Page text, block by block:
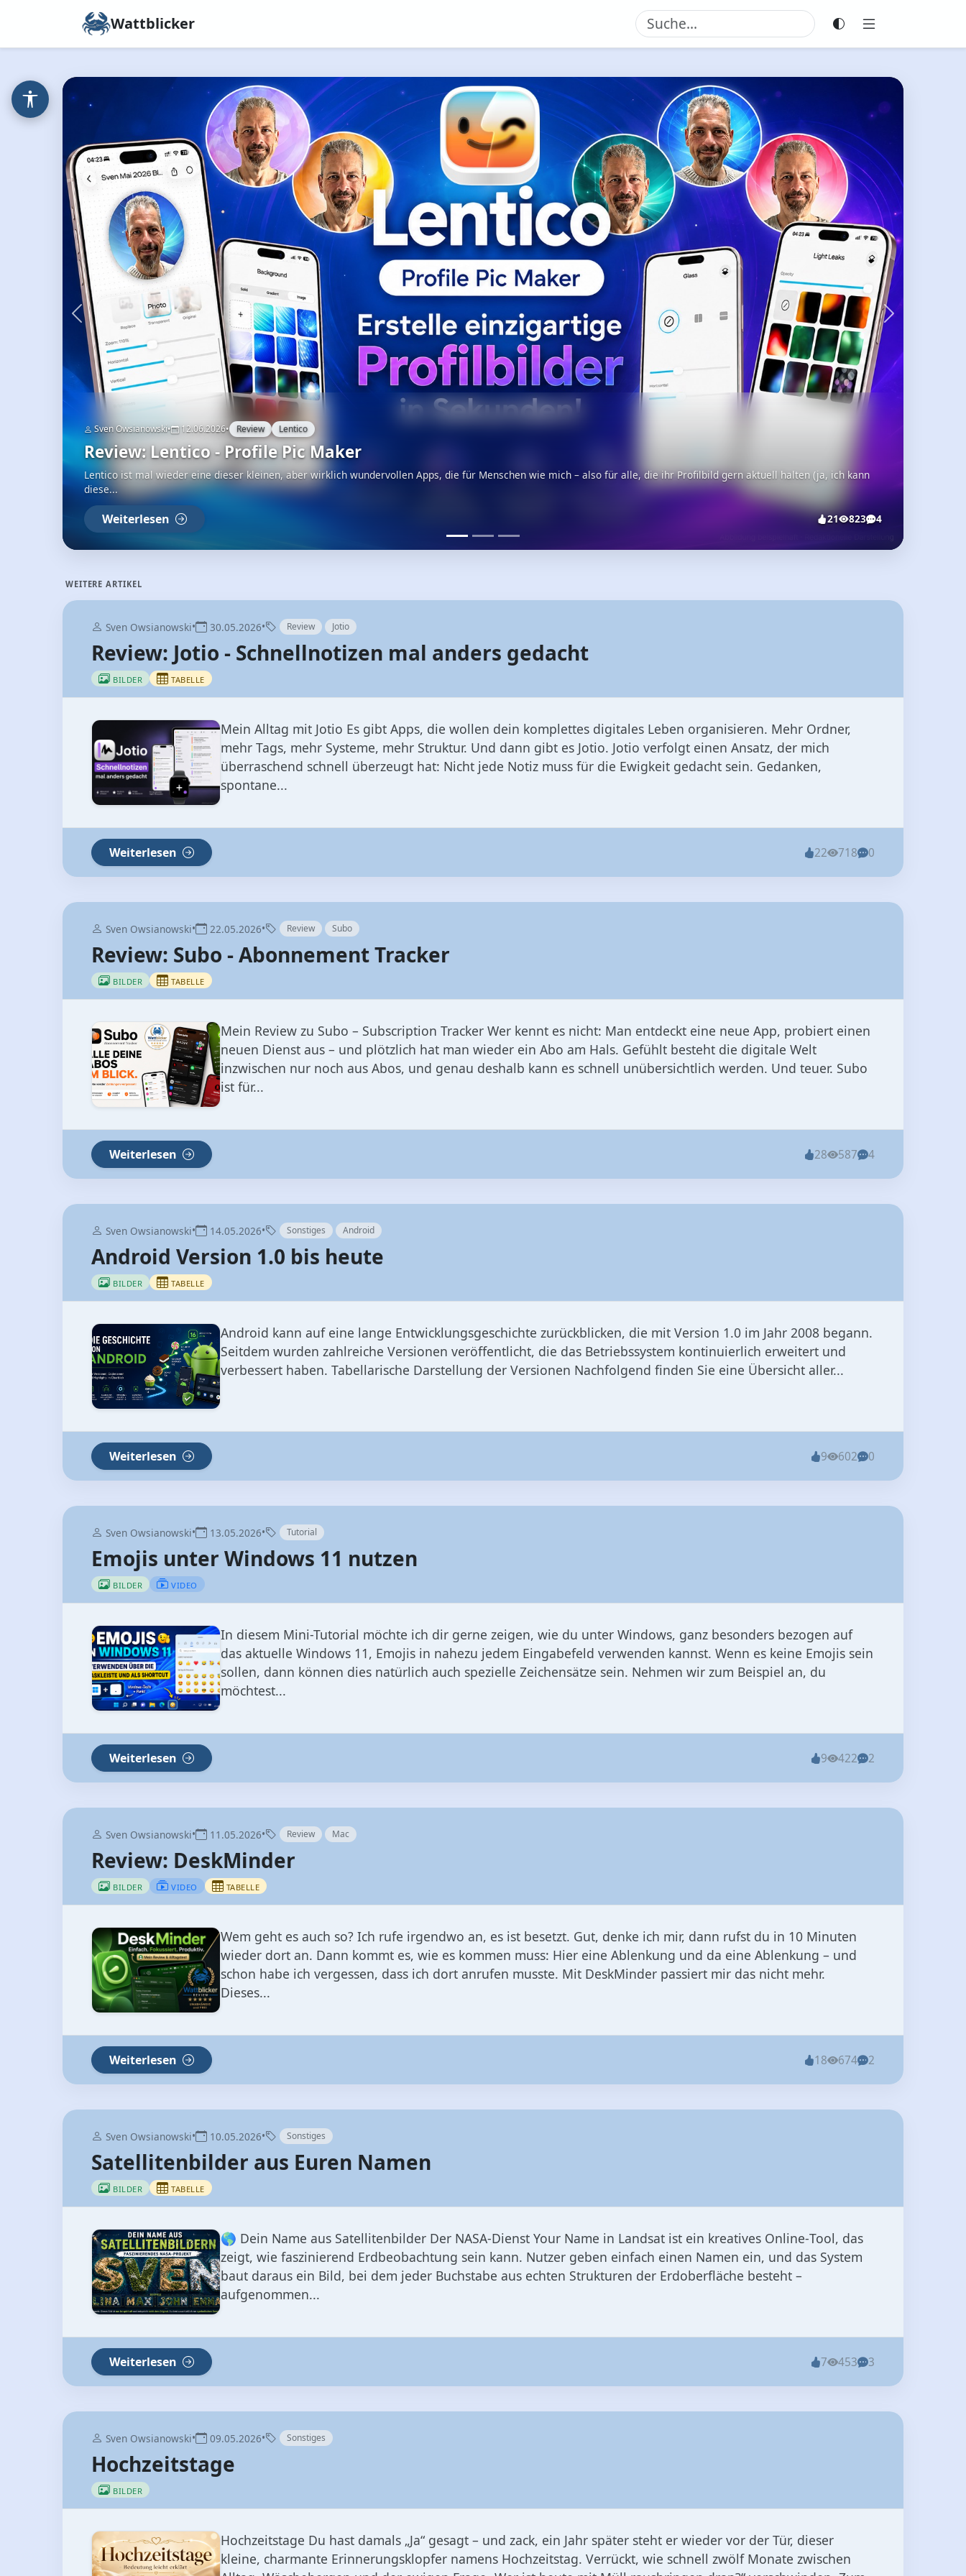
Wattblicker
Sven Owsianowski• 09.06.2026• Review Linkeeper
Review: Linkeeper - die geniale Linksammlung
Deine Links haben in Linkeeper ihren Platz Linkeeper ist eine wirklich geniale Linksammlung für iOS und macOS – leicht, schnell und erstaunlich durchdacht. Und das
vielleicht...
Weiterlesen 16 516 2
Zurück Weiter
WEITERE ARTIKEL
Sven Owsianowski• 30.05.2026• Review Jotio
Review: Jotio - Schnellnotizen mal anders gedacht
BILDER TABELLE
Mein Alltag mit Jotio Es gibt Apps, die wollen dein komplettes digitales Leben organisieren. Mehr Ordner,
mehr Tags, mehr Systeme, mehr Struktur. Und dann gibt es Jotio. Jotio verfolgt einen Ansatz, der mich
überraschend schnell überzeugt hat: Nicht jede Notiz muss für die Ewigkeit gedacht sein. Gedanken,
spontane...
Weiterlesen 22 718 0
Sven Owsianowski• 22.05.2026• Review Subo
Review: Subo - Abonnement Tracker
BILDER TABELLE
Mein Review zu Subo – Subscription Tracker Wer kennt es nicht: Man entdeckt eine neue App, probiert einen
neuen Dienst aus – und plötzlich hat man wieder ein Abo am Hals. Gefühlt besteht die digitale Welt
inzwischen nur noch aus Abos, und genau deshalb kann es schnell unübersichtlich werden. Und teuer. Subo
ist für...
Weiterlesen 28 587 4
Sven Owsianowski• 14.05.2026• Sonstiges Android
Android Version 1.0 bis heute
BILDER TABELLE
Android kann auf eine lange Entwicklungsgeschichte zurückblicken, die mit Version 1.0 im Jahr 2008 begann.
Seitdem wurden zahlreiche Versionen veröffentlicht, die das Betriebssystem kontinuierlich erweitert und
verbessert haben. Tabellarische Darstellung der Versionen Nachfolgend finden Sie eine Übersicht aller...
Weiterlesen 9 602 0
Sven Owsianowski• 13.05.2026• Tutorial
Emojis unter Windows 11 nutzen
BILDER VIDEO
In diesem Mini-Tutorial möchte ich dir gerne zeigen, wie du unter Windows, ganz besonders bezogen auf
das aktuelle Windows 11, Emojis in nahezu jedem Eingabefeld verwenden kannst. Wenn es keine Emojis sein
sollen, dann können dies natürlich auch spezielle Zeichensätze sein. Nehmen wir zum Beispiel an, du
möchtest...
Weiterlesen 9 422 2
Sven Owsianowski• 11.05.2026• Review Mac
Review: DeskMinder
BILDER VIDEO TABELLE
Wem geht es auch so? Ich rufe irgendwo an, es ist besetzt. Gut, denke ich mir, dann rufst du in 10 Minuten
wieder dort an. Dann kommt es, wie es kommen muss: Hier eine Ablenkung und da eine Ablenkung – und
schon habe ich vergessen, dass ich dort anrufen musste. Mit DeskMinder passiert mir das nicht mehr.
Dieses...
Weiterlesen 18 674 2
Sven Owsianowski• 10.05.2026• Sonstiges
Satellitenbilder aus Euren Namen
BILDER TABELLE
🌎 Dein Name aus Satellitenbilder Der NASA‑Dienst Your Name in Landsat ist ein kreatives Online‑Tool, das
zeigt, wie faszinierend Erdbeobachtung sein kann. Nutzer geben einfach einen Namen ein, und das System
baut daraus ein Bild, bei dem jeder Buchstabe aus echten Strukturen der Erdoberfläche besteht –
aufgenommen...
Weiterlesen 7 453 3
Sven Owsianowski• 09.05.2026• Sonstiges
Hochzeitstage
BILDER
Hochzeitstage Du hast damals „Ja“ gesagt – und zack, ein Jahr später steht er wieder vor der Tür, dieser
kleine, charmante Erinnerungsklopfer namens Hochzeitstag. Verrückt, wie schnell zwölf Monate zwischen